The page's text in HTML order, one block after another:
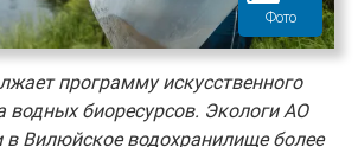
Фото
программу искусственного
водных биоресурсов. Экологи АО
в Вилюйское водохранилище более